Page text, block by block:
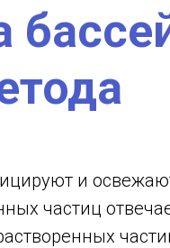
и
частиц